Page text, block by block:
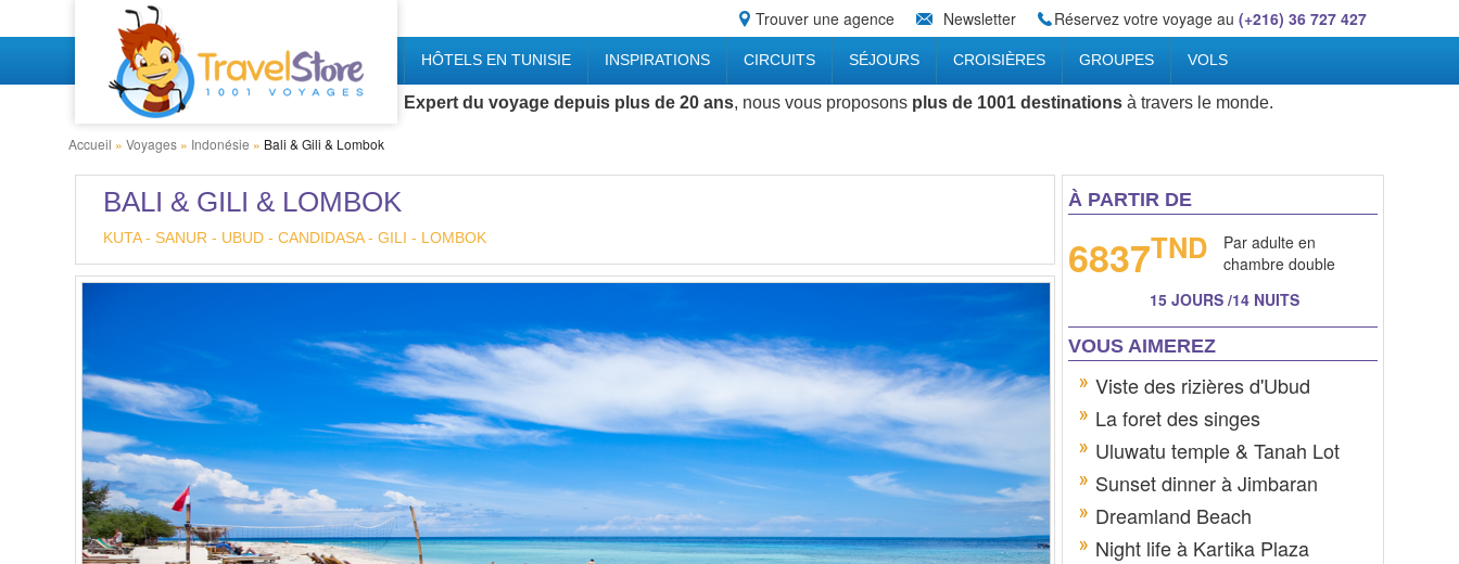
Trouver une agence Newsletter Réservez votre voyage au (+216) 36 727 427
HÔTELS EN TUNISIE INSPIRATIONS CIRCUITS SÉJOURS CROISIÈRES GROUPES VOLS
Expert du voyage depuis plus de 20 ans, nous vous proposons plus de 1001 destinations à travers le monde.
Accueil » Voyages » Indonésie » Bali & Gili & Lombok
BALI & GILI & LOMBOK
KUTA - SANUR - UBUD - CANDIDASA - GILI - LOMBOK
À PARTIR DE
6837TND
Par adulte en
chambre double
15 JOURS /14 NUITS
VOUS AIMEREZ
Viste des rizières d'Ubud
La foret des singes
Uluwatu temple & Tanah Lot
Sunset dinner à Jimbaran
Dreamland Beach
Night life à Kartika Plaza